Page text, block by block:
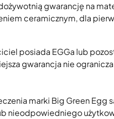
gwarancję na
ceramicznym, dla
posiada EGGa lub
gwarancja nie
marki Big Green
nieodpowiedniego